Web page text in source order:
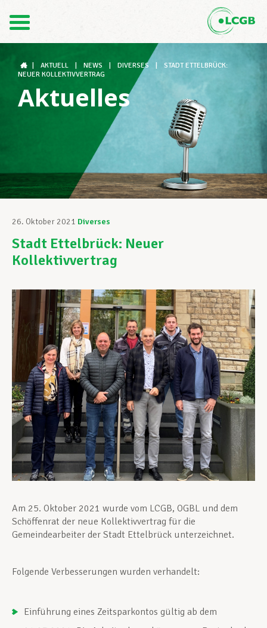
FR
Der LCGB
Gewerkschaftsstrukturen
Unterstützung im Arbeitsalltag
Ihre Rechte
Unterstützung im Privatleben
Berufliche Weiterentwicklung
Mitglied werden
Aktuell
AKTUELL NEWS DIVERSES
STADT ETTELBRÜCK:
NEUER KOLLEKTIVVERTRAG
Aktuelles
26. Oktober 2021 Diverses
Stadt Ettelbrück: Neuer
Kollektivvertrag
Am 25. Oktober 2021 wurde vom LCGB, OGBL und dem
Schöffenrat der neue Kollektivvertrag für die
Gemeindearbeiter der Stadt Ettelbrück unterzeichnet.
Folgende Verbesserungen wurden verhandelt:
Einführung eines Zeitsparkontos gültig ab dem